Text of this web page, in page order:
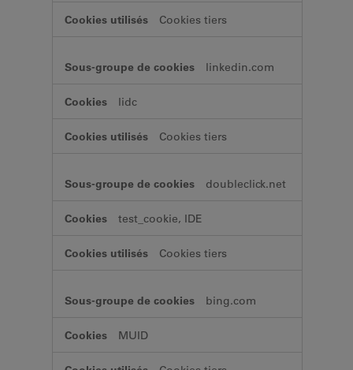
Cookies tiers
linkedin.com
lidc
Cookies tiers
doubleclick.net
test_cookie, IDE
Cookies tiers
bing.com
MUID